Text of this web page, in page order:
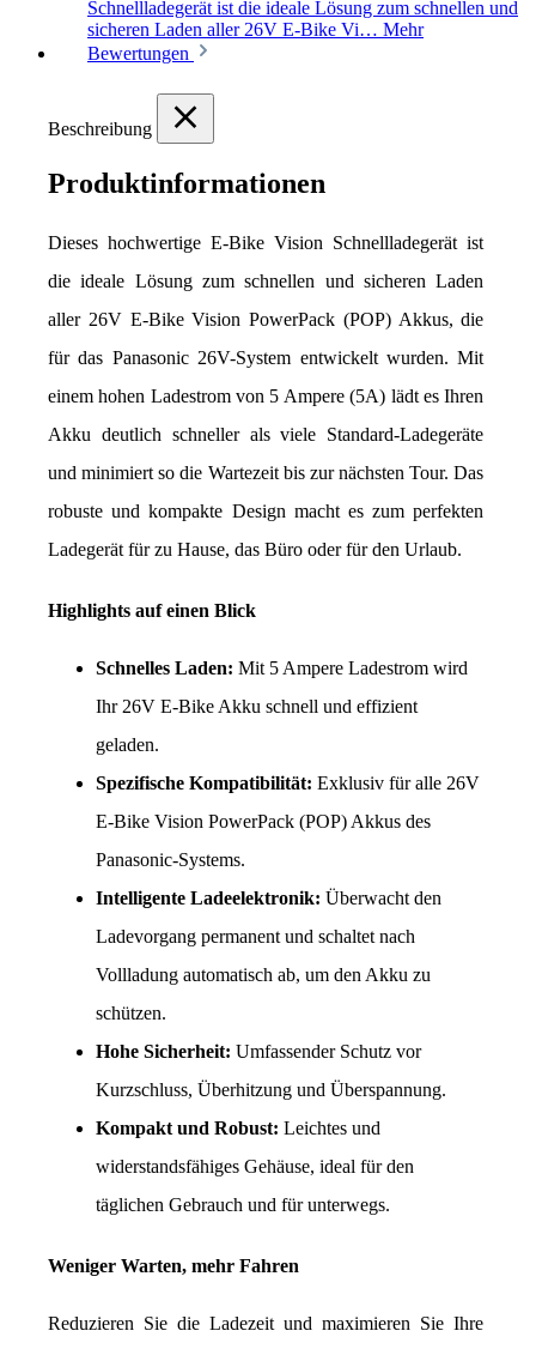
Schnellladegerät ist die ideale Lösung zum schnellen und
sicheren Laden aller 26V E-Bike Vi… Mehr
Bewertungen
Beschreibung
Produktinformationen
Dieses hochwertige E-Bike Vision Schnellladegerät ist
die ideale Lösung zum schnellen und sicheren Laden
aller 26V E-Bike Vision PowerPack (POP) Akkus, die
für das Panasonic 26V-System entwickelt wurden. Mit
einem hohen Ladestrom von 5 Ampere (5A) lädt es Ihren
Akku deutlich schneller als viele Standard-Ladegeräte
und minimiert so die Wartezeit bis zur nächsten Tour. Das
robuste und kompakte Design macht es zum perfekten
Ladegerät für zu Hause, das Büro oder für den Urlaub.
Highlights auf einen Blick
Schnelles Laden: Mit 5 Ampere Ladestrom wird
Ihr 26V E-Bike Akku schnell und effizient
geladen.
Spezifische Kompatibilität: Exklusiv für alle 26V
E-Bike Vision PowerPack (POP) Akkus des
Panasonic-Systems.
Intelligente Ladeelektronik: Überwacht den
Ladevorgang permanent und schaltet nach
Vollladung automatisch ab, um den Akku zu
schützen.
Hohe Sicherheit: Umfassender Schutz vor
Kurzschluss, Überhitzung und Überspannung.
Kompakt und Robust: Leichtes und
widerstandsfähiges Gehäuse, ideal für den
täglichen Gebrauch und für unterwegs.
Weniger Warten, mehr Fahren
Reduzieren Sie die Ladezeit und maximieren Sie Ihre